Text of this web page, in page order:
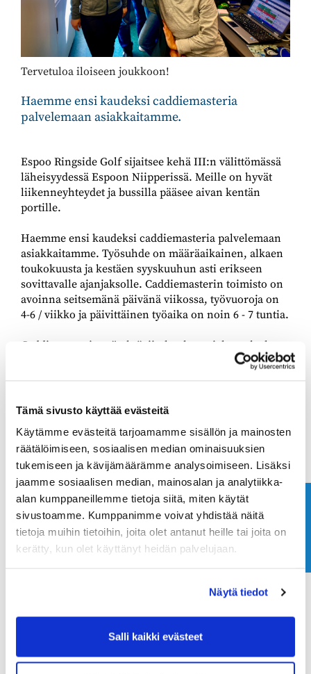
Tämä sivusto käyttää evästeitä
Käytämme evästeitä tarjoamamme sisällön ja mainosten
räätälöimiseen, sosiaalisen median ominaisuuksien
tukemiseen ja kävijämäärämme analysoimiseen. Lisäksi
jaamme sosiaalisen median, mainosalan ja analytiikka-
alan kumppaneillemme tietoja siitä, miten käytät
sivustoamme. Kumppanimme voivat yhdistää näitä
tietoja muihin tietoihin, joita olet antanut heille tai joita on
kerätty, kun olet käyttänyt heidän palvelujaan.
Näytä tiedot
Salli kaikki evästeet
Tervetuloa iloiseen joukkoon!
Haemme ensi kaudeksi caddiemasteria
palvelemaan asiakkaitamme. ​​​​​​​
Espoo Ringside Golf sijaitsee kehä III:n välittömässä
läheisyydessä Espoon Niipperissä. Meille on hyvät
liikenneyhteydet ja bussilla pääsee aivan kentän
portille.
Haemme ensi kaudeksi caddiemasteria palvelemaan
asiakkaitamme. Työsuhde on määräaikainen, alkaen
toukokuusta ja kestäen syyskuuhun asti erikseen
sovittavalle ajanjaksolle. Caddiemasterin toimisto on
avoinna seitsemänä päivänä viikossa, työvuoroja on
4-6 / viikko ja päivittäinen työaika on noin 6 - 7 tuntia.
Caddiemasterin työtehtäviin kuuluu asiakaspalvelu
niin tiskin takana kuin puhelimessa, peliaikojen
muut monipuoliset golfkentän toimintaan liittyvät
käyntikorttina, sillä hän kohtaa ensimmäisenä kaikki
kentälle tulevat asiakkaat.
Odotamme sinulta iloista asiakaspalveluasennetta,
vähintään 18 vuoden ikää, reipasta otetta työhön ja
sopeutumista kiireiseen työrytmiin. Työ edellyttää
golfin tuntemusta, aikaisempi työskentely
caddiemasterina ja golfohjelmistojen tuntemus on
sähköpostitseerg@ringsidegolf.fi.Lisätietoja
tehtävästä antaa asiakaspalvelupäällikkö Aniitta
sopivan hakijan löydyttyä.